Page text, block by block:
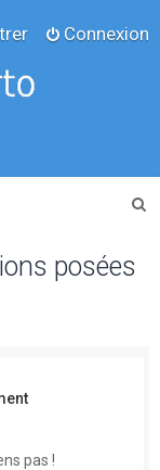
Connexion
posées
pas !